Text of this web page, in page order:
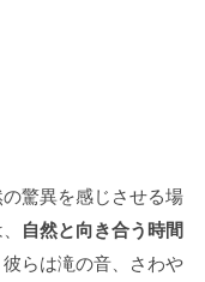
驚異を感じさせる場
自然と向き合う時間
らは滝の音、さわや